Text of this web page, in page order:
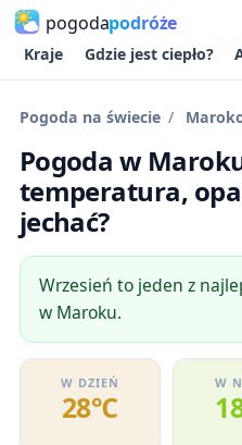
pogodapodróże
Kraje Gdzie jest ciepło?
Pogoda na świecie
Pogoda w
temperatura,
jechać?
Wrzesień to jeden z
w Maroku.
W DZIEŃ
28℃
W